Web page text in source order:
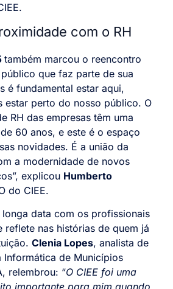
com o RH
também marcou o reencontro
que faz parte de sua
é fundamental estar aqui,
estar perto do nosso público. O
RH das empresas têm uma
60 anos, e este é o espaço
novidades. É a união da
a modernidade de novos
explicou Humberto
do CIEE.
longa data com os profissionais
reflete nas histórias de quem já
Clenia Lopes, analista de
Informática de Municípios
relembrou: “O CIEE foi uma